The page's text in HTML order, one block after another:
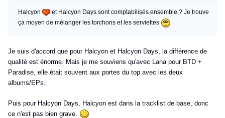
Halcyon
et Halcyon Days sont comptabilisés ensemble ? Je trouve
ça moyen de mélanger les torchons et les serviettes
Je suis d'accord que pour Halcyon et Halcyon Days, la différence de
qualité est énorme. Mais je me souviens qu'avec Lana pour BTD +
Paradise, elle était souvent aux portes du top avec les deux
albums/EPs.
Puis pour Halcyon Days, Halcyon est dans la tracklist de base, donc
ce n'est pas bien grave.